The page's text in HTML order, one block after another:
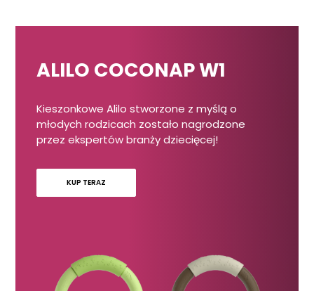
ALILO COCONAP W1
Kieszonkowe Alilo stworzone z myślą o
młodych rodzicach zostało nagrodzone
przez ekspertów branży dziecięcej!
KUP TERAZ